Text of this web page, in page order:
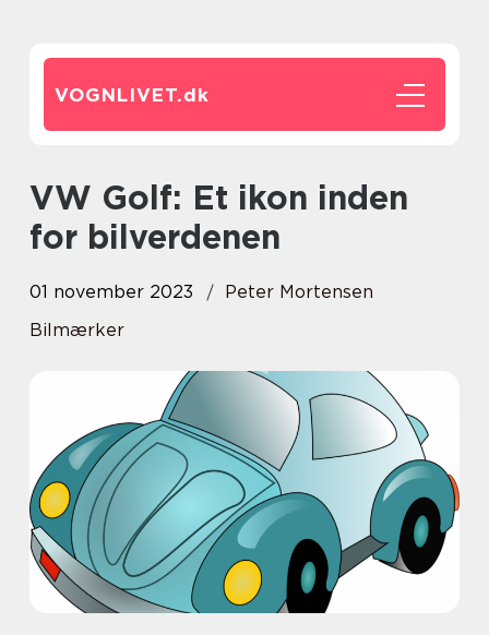
VOGNLIVET.dk
VW Golf: Et ikon inden
for bilverdenen
01 november 2023
Peter Mortensen
Bilmærker